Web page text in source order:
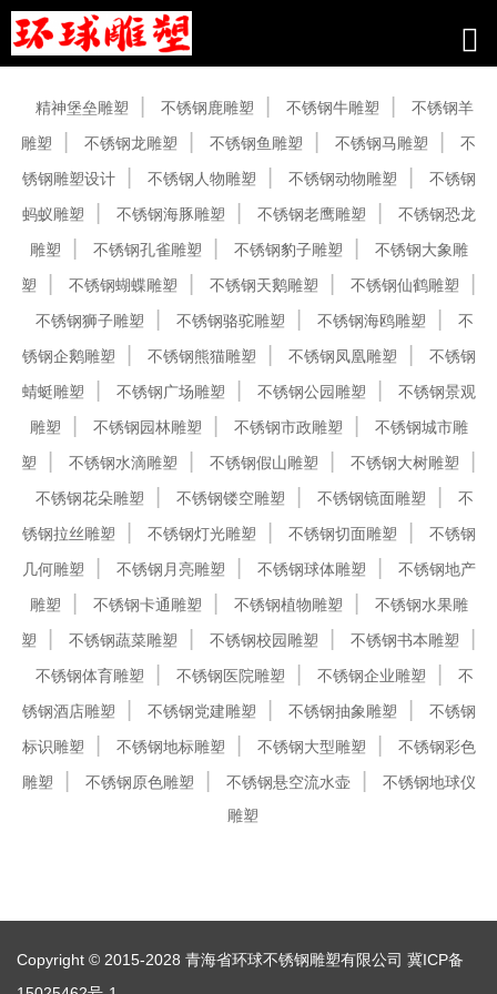
精神堡垒雕塑 不锈钢鹿雕塑 不锈钢牛雕塑
不锈钢羊
雕塑
不锈钢龙雕塑 不锈钢鱼雕塑 不锈钢马雕塑
不
锈钢雕塑设计
不锈钢人物雕塑 不锈钢动物雕塑
不锈钢
蚂蚁雕塑
不锈钢海豚雕塑 不锈钢老鹰雕塑
不锈钢恐龙
雕塑
不锈钢孔雀雕塑 不锈钢豹子雕塑
不锈钢大象雕
塑
不锈钢蝴蝶雕塑 不锈钢天鹅雕塑
不锈钢仙鹤雕塑
不锈钢狮子雕塑
不锈钢骆驼雕塑 不锈钢海鸥雕塑
不
锈钢企鹅雕塑
不锈钢熊猫雕塑 不锈钢凤凰雕塑
不锈钢
蜻蜓雕塑
不锈钢广场雕塑 不锈钢公园雕塑
不锈钢景观
雕塑
不锈钢园林雕塑 不锈钢市政雕塑
不锈钢城市雕
塑
不锈钢水滴雕塑 不锈钢假山雕塑
不锈钢大树雕塑
不锈钢花朵雕塑
不锈钢镂空雕塑 不锈钢镜面雕塑
不
锈钢拉丝雕塑
不锈钢灯光雕塑 不锈钢切面雕塑
不锈钢
几何雕塑
不锈钢月亮雕塑 不锈钢球体雕塑
不锈钢地产
雕塑
不锈钢卡通雕塑 不锈钢植物雕塑
不锈钢水果雕
塑
不锈钢蔬菜雕塑 不锈钢校园雕塑
不锈钢书本雕塑
不锈钢体育雕塑
不锈钢医院雕塑 不锈钢企业雕塑
不
锈钢酒店雕塑
不锈钢党建雕塑 不锈钢抽象雕塑
不锈钢
标识雕塑
不锈钢地标雕塑 不锈钢大型雕塑
不锈钢彩色
雕塑
不锈钢原色雕塑 不锈钢悬空流水壶
不锈钢地球仪
雕塑
Copyright © 2015-2028 青海省环球不锈钢雕塑有限公司 冀ICP备